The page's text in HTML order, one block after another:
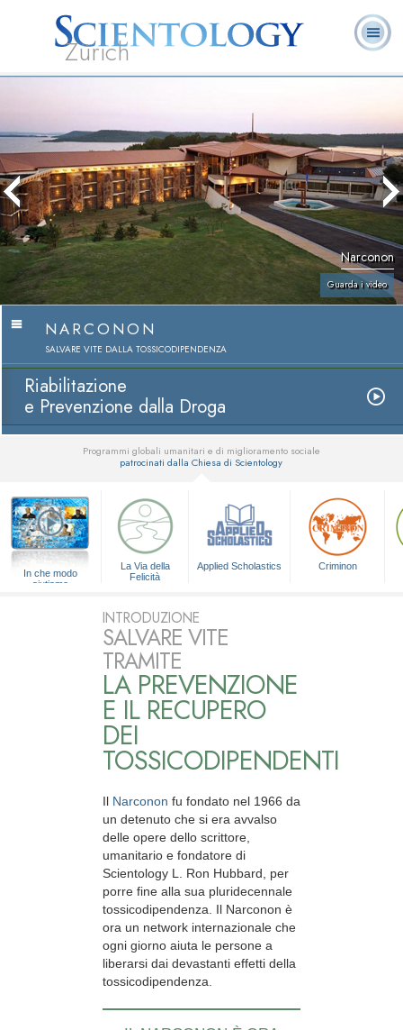
Zürich
Narconon
Guarda i video
NARCONON
SALVARE VITE DALLA TOSSICODIPENDENZA
Riabilitazione
e Prevenzione dalla Droga
Programmi globali umanitari e di miglioramento sociale
patrocinati dalla Chiesa di Scientology
In che modo
aiutiamo
La Via della
Felicità
Applied Scholastics Criminon
INTRODUZIONE
SALVARE VITE
TRAMITE
LA PREVENZIONE
E IL RECUPERO
DEI
TOSSICODIPENDENTI
Il Narconon fu fondato nel 1966 da
un detenuto che si era avvalso
delle opere dello scrittore,
umanitario e fondatore di
Scientology L. Ron Hubbard, per
porre fine alla sua pluridecennale
tossicodipendenza. Il Narconon è
ora un network internazionale che
ogni giorno aiuta le persone a
liberarsi dai devastanti effetti della
tossicodipendenza.